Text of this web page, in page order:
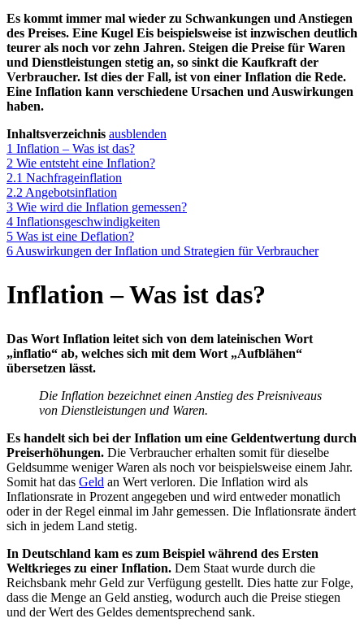
Es kommt immer mal wieder zu Schwankungen und Anstiegen
des Preises. Eine Kugel Eis beispielsweise ist inzwischen deutlich
teurer als noch vor zehn Jahren. Steigen die Preise für Waren
und Dienstleistungen stetig an, so sinkt die Kaufkraft der
Verbraucher. Ist dies der Fall, ist von einer Inflation die Rede.
Eine Inflation kann verschiedene Ursachen und Auswirkungen
haben.
Inhaltsverzeichnis ausblenden
1 Inflation – Was ist das?
2 Wie entsteht eine Inflation?
2.1 Nachfrageinflation
2.2 Angebotsinflation
3 Wie wird die Inflation gemessen?
4 Inflationsgeschwindigkeiten
5 Was ist eine Deflation?
6 Auswirkungen der Inflation und Strategien für Verbraucher
Inflation – Was ist das?
Das Wort Inflation leitet sich von dem lateinischen Wort
„inflatio“ ab, welches sich mit dem Wort „Aufblähen“
übersetzen lässt.
Die Inflation bezeichnet einen Anstieg des Preisniveaus
von Dienstleistungen und Waren.
Es handelt sich bei der Inflation um eine Geldentwertung durch
Preiserhöhungen. Die Verbraucher erhalten somit für dieselbe
Geldsumme weniger Waren als noch vor beispielsweise einem Jahr.
Somit hat das Geld an Wert verloren. Die Inflation wird als
Inflationsrate in Prozent angegeben und wird entweder monatlich
oder in der Regel einmal im Jahr gemessen. Die Inflationsrate ändert
sich in jedem Land stetig.
In Deutschland kam es zum Beispiel während des Ersten
Weltkrieges zu einer Inflation. Dem Staat wurde durch die
Reichsbank mehr Geld zur Verfügung gestellt. Dies hatte zur Folge,
dass die Menge an Geld anstieg, wodurch auch die Preise stiegen
und der Wert des Geldes dementsprechend sank.